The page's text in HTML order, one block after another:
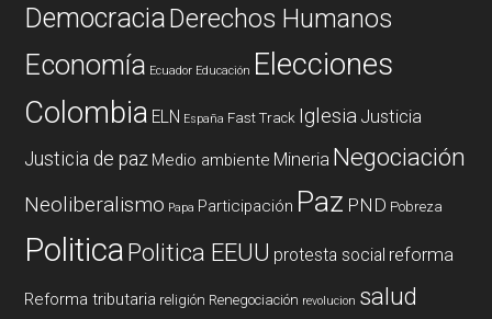
DemocraciaDerechos Humanos
Economía Ecuador Educación Elecciones
Colombia ELN España Fast Track Iglesia Justicia
Justicia de paz Medio ambiente Mineria Negociación
Neoliberalismo Papa Participación Paz PND Pobreza
PoliticaPolitica EEUU protesta social reforma
Reforma tributaria religión Renegociación revolucion salud